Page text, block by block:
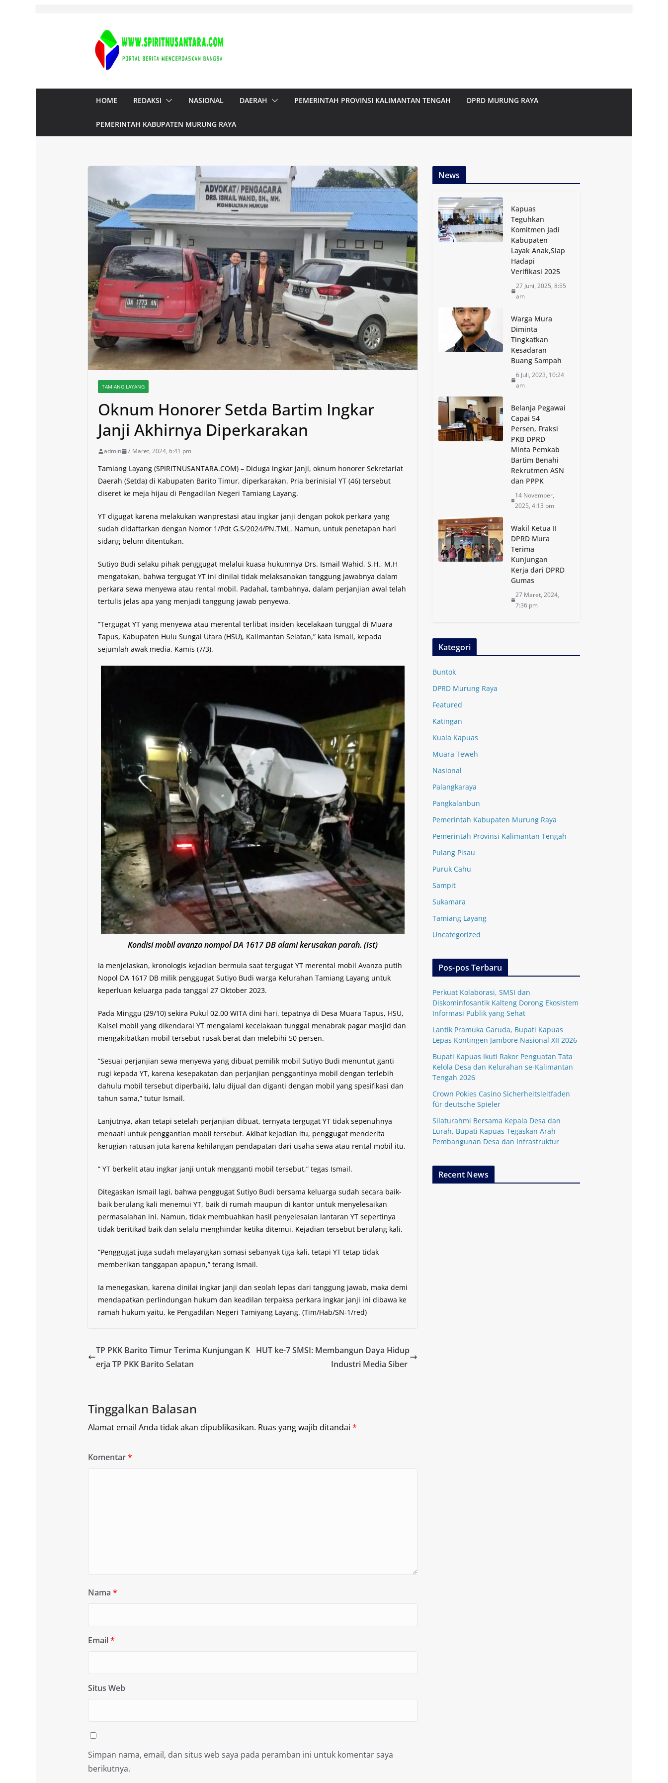
HOME REDAKSI NASIONAL DAERAH PEMERINTAH PROVINSI KALIMANTAN TENGAH DPRD MURUNG RAYA
PEMERINTAH KABUPATEN MURUNG RAYA
TAMIANG LAYANG
Oknum Honorer Setda Bartim Ingkar
Janji Akhirnya Diperkarakan
admin 7 Maret, 2024, 6:41 pm
Tamiang Layang (SPIRITNUSANTARA.COM) – Diduga ingkar janji, oknum honorer Sekretariat
Daerah (Setda) di Kabupaten Barito Timur, diperkarakan. Pria berinisial YT (46) tersebut
diseret ke meja hijau di Pengadilan Negeri Tamiang Layang.
YT digugat karena melakukan wanprestasi atau ingkar janji dengan pokok perkara yang
sudah didaftarkan dengan Nomor 1/Pdt G.S/2024/PN.TML. Namun, untuk penetapan hari
sidang belum ditentukan.
Sutiyo Budi selaku pihak penggugat melalui kuasa hukumnya Drs. Ismail Wahid, S,H., M.H
mengatakan, bahwa tergugat YT ini dinilai tidak melaksanakan tanggung jawabnya dalam
perkara sewa menyewa atau rental mobil. Padahal, tambahnya, dalam perjanjian awal telah
tertulis jelas apa yang menjadi tanggung jawab penyewa.
“Tergugat YT yang menyewa atau merental terlibat insiden kecelakaan tunggal di Muara
Tapus, Kabupaten Hulu Sungai Utara (HSU), Kalimantan Selatan,” kata Ismail, kepada
sejumlah awak media, Kamis (7/3).
Kondisi mobil avanza nompol DA 1617 DB alami kerusakan parah. (Ist)
Ia menjelaskan, kronologis kejadian bermula saat tergugat YT merental mobil Avanza putih
Nopol DA 1617 DB milik penggugat Sutiyo Budi warga Kelurahan Tamiang Layang untuk
keperluan keluarga pada tanggal 27 Oktober 2023.
Pada Minggu (29/10) sekira Pukul 02.00 WITA dini hari, tepatnya di Desa Muara Tapus, HSU,
Kalsel mobil yang dikendarai YT mengalami kecelakaan tunggal menabrak pagar masjid dan
mengakibatkan mobil tersebut rusak berat dan melebihi 50 persen.
“Sesuai perjanjian sewa menyewa yang dibuat pemilik mobil Sutiyo Budi menuntut ganti
rugi kepada YT, karena kesepakatan dan perjanjian penggantinya mobil dengan terlebih
dahulu mobil tersebut diperbaiki, lalu dijual dan diganti dengan mobil yang spesifikasi dan
tahun sama,” tutur Ismail.
Lanjutnya, akan tetapi setelah perjanjian dibuat, ternyata tergugat YT tidak sepenuhnya
menaati untuk penggantian mobil tersebut. Akibat kejadian itu, penggugat menderita
kerugian ratusan juta karena kehilangan pendapatan dari usaha sewa atau rental mobil itu.
” YT berkelit atau ingkar janji untuk mengganti mobil tersebut,” tegas Ismail.
Ditegaskan Ismail lagi, bahwa penggugat Sutiyo Budi bersama keluarga sudah secara baik-
baik berulang kali menemui YT, baik di rumah maupun di kantor untuk menyelesaikan
permasalahan ini. Namun, tidak membuahkan hasil penyelesaian lantaran YT sepertinya
tidak beritikad baik dan selalu menghindar ketika ditemui. Kejadian tersebut berulang kali.
“Penggugat juga sudah melayangkan somasi sebanyak tiga kali, tetapi YT tetap tidak
memberikan tanggapan apapun,” terang Ismail.
Ia menegaskan, karena dinilai ingkar janji dan seolah lepas dari tanggung jawab, maka demi
mendapatkan perlindungan hukum dan keadilan terpaksa perkara ingkar janji ini dibawa ke
ramah hukum yaitu, ke Pengadilan Negeri Tamiyang Layang. (Tim/Hab/SN-1/red)
TP PKK Barito Timur Terima Kunjungan K
erja TP PKK Barito Selatan
HUT ke-7 SMSI: Membangun Daya Hidup
Industri Media Siber
Tinggalkan Balasan
Alamat email Anda tidak akan dipublikasikan. Ruas yang wajib ditandai *
Komentar*
Nama *
Email*
Situs Web
Simpan nama, email, dan situs web saya pada peramban ini untuk komentar saya
berikutnya.
News
Kapuas
Teguhkan
Komitmen Jadi
Kabupaten
Layak Anak,Siap
Hadapi
Verifikasi 2025
27 Juni, 2025, 8:55
am
Warga Mura
Diminta
Tingkatkan
Kesadaran
Buang Sampah
6 Juli, 2023, 10:24
am
Belanja Pegawai
Capai 54
Persen, Fraksi
PKB DPRD
Minta Pemkab
Bartim Benahi
Rekrutmen ASN
dan PPPK
14 November,
2025, 4:13 pm
Wakil Ketua II
DPRD Mura
Terima
Kunjungan
Kerja dari DPRD
Gumas
27 Maret, 2024,
7:36 pm
Kategori
Buntok
DPRD Murung Raya
Featured
Katingan
Kuala Kapuas
Muara Teweh
Nasional
Palangkaraya
Pangkalanbun
Pemerintah Kabupaten Murung Raya
Pemerintah Provinsi Kalimantan Tengah
Pulang Pisau
Puruk Cahu
Sampit
Sukamara
Tamiang Layang
Uncategorized
Pos-pos Terbaru
Perkuat Kolaborasi, SMSI dan
Diskominfosantik Kalteng Dorong Ekosistem
Informasi Publik yang Sehat
Lantik Pramuka Garuda, Bupati Kapuas
Lepas Kontingen Jambore Nasional XII 2026
Bupati Kapuas Ikuti Rakor Penguatan Tata
Kelola Desa dan Kelurahan se-Kalimantan
Tengah 2026
Crown Pokies Casino Sicherheitsleitfaden
für deutsche Spieler
Silaturahmi Bersama Kepala Desa dan
Lurah, Bupati Kapuas Tegaskan Arah
Pembangunan Desa dan Infrastruktur
Recent News